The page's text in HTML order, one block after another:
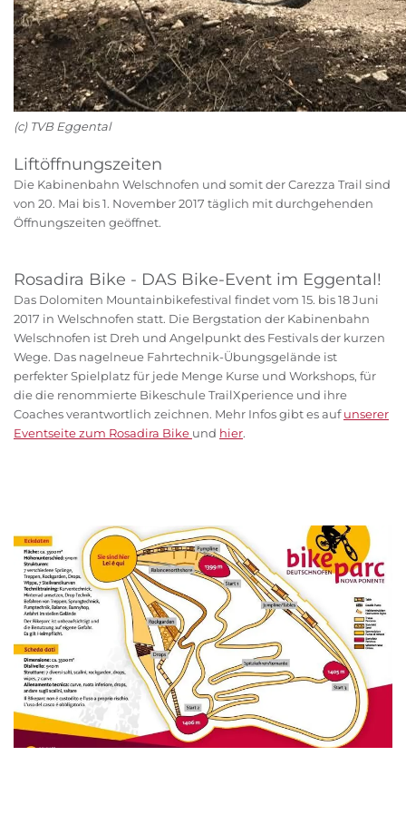
(c) TVB Eggental
Liftöffnungszeiten
Die Kabinenbahn Welschnofen und somit der Carezza Trail sind
von 20. Mai bis 1. November 2017 täglich mit durchgehenden
Öffnungszeiten geöffnet.
Rosadira Bike - DAS Bike-Event im Eggental!
Das Dolomiten Mountainbikefestival findet vom 15. bis 18 Juni
2017 in Welschnofen statt. Die Bergstation der Kabinenbahn
Welschnofen ist Dreh und Angelpunkt des Festivals der kurzen
Wege. Das nagelneue Fahrtechnik-Übungsgelände ist
perfekter Spielplatz für jede Menge Kurse und Workshops, für
die die renommierte Bikeschule TrailXperience und ihre
Coaches verantwortlich zeichnen. Mehr Infos gibt es aufunserer
Eventseite zum Rosadira Bike und hier.